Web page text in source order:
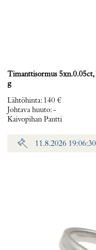
Timanttisormus 5xn.0.05ct,
g
Lähtöhinta: 140 €
Johtava huuto:-
Kaivopihan Pantti
11.8.2026 19:06:30